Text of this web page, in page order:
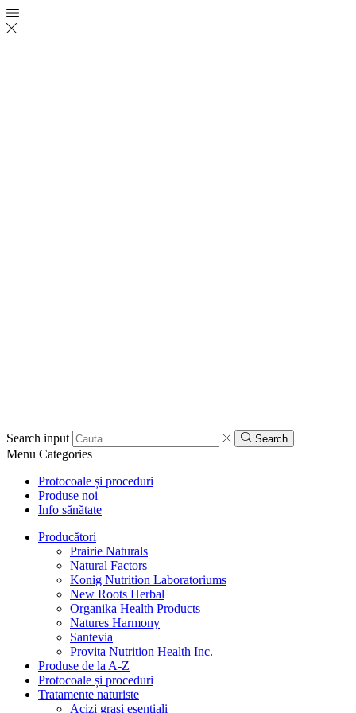
Search input Search
Menu Categories
Protocoale și proceduri
Produse noi
Info sănătate
Producători
Prairie Naturals
Natural Factors
Konig Nutrition Laboratoriums
New Roots Herbal
Organika Health Products
Natures Harmony
Santevia
Provita Nutrition Health Inc.
Produse de la A-Z
Protocoale și proceduri
Tratamente naturiste
Acizi grași esențiali